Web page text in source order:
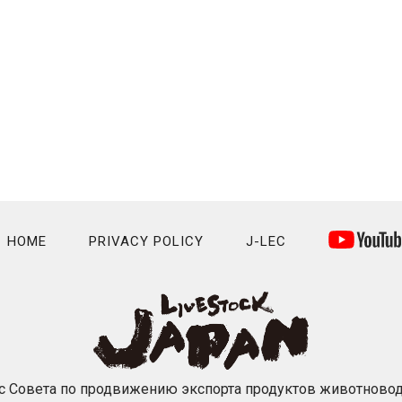
HOME PRIVACY POLICY J-LEC
Совета по продвижению экспорта продуктов